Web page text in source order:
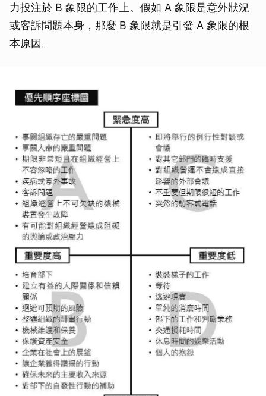
力投注於 B 象限的工作上。假如 A 象限是意外狀況
或客訴問題本身，那麼 B 象限就是引發 A 象限的根
本原因。